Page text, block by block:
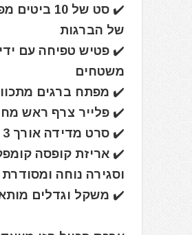
של הברגות
✔️ פטיש טפיחה עם
משטחים
✔️ מפתח ברגים מתכוונן עם לסת רחבה (25 מ"מ) עם
✔️ פלייר צרף ראש
✔️ סרט מדידה אורך 3 מטר עם מערכת נעילה אוטומטית למשיכת ומדידת רכיבים מדויקת ונוחה
וסגירה נוחה ומסודרת
✔️ משקל וגדלים